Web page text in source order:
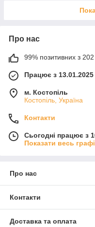
Про нас
99% позитивних з 202
Працює з 13.01.2025
м. Костопіль
Костопіль, Україна
Контакти
Сьогодні працює з
Показати весь
Про нас
Контакти
Доставка та оплата